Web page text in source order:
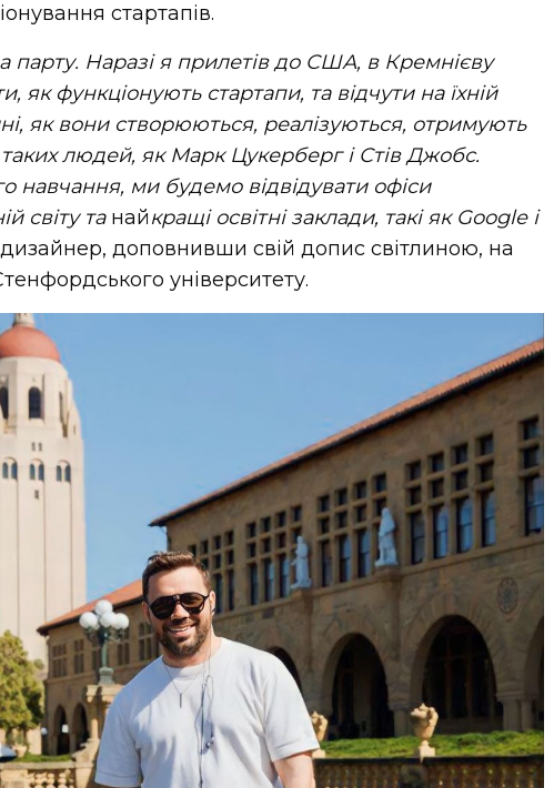
стартапів.
парту. Наразі я прилетів до США, в Кремнієву
як функціонують стартапи, та відчути на їхній
як вони створюються, реалізуються, отримують
людей, як Марк Цукерберг і Стів Джобс.
навчання, ми будемо відвідувати офіси
світу та найкращі освітні заклади, такі як Google і
дизайнер, доповнивши свій допис світлиною, на
університету.